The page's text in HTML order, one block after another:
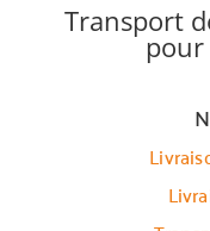
Transport
pour